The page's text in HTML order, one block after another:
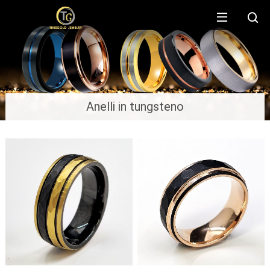
Anelli in tungsteno